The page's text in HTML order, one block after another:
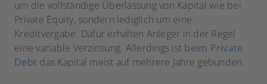
um die vollständige Überlassung von Kapital wie bei
Private Equity, sondern lediglich um eine
Kreditvergabe. Dafür erhalten Anleger in der Regel
eine variable Verzinsung. Allerdings ist beim Private
Debt das Kapital meist auf mehrere Jahre gebunden.